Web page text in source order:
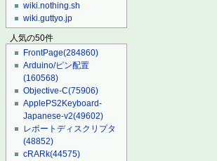
wiki.nothing.sh
wiki.guttyo.jp
人気の50件
FrontPage(284860)
Arduino/ピン配置
(160568)
Objective-C(75906)
ApplePS2Keyboard-
Japanese-v2(49602)
レポートディスクリプタ
(48852)
cRARk(44575)